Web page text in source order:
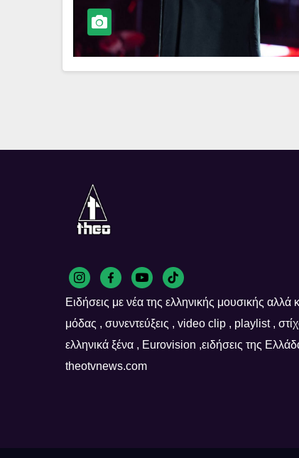
Ειδήσεις με νέα της ελληνικής μουσικής
μόδας , συνεντεύξεις , video clip , playlist ,
ελληνικά ξένα , Eurovision ,ειδήσεις της
theotvnews.com